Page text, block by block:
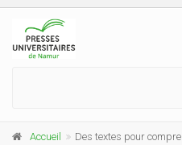
Accueil Des textes pour comprendre le monde